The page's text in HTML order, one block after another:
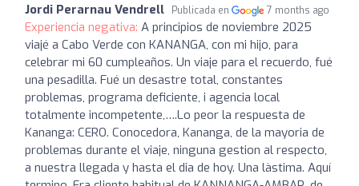
Jordi Perarnau Vendrell Publicada en 7 months ago
Experiencia negativa: A principios de noviembre 2025
viajé a Cabo Verde con KANANGA, con mi hijo, para
celebrar mi 60 cumpleaños. Un viaje para el recuerdo, fué
una pesadilla. Fué un desastre total, constantes
problemas, programa deficiente, i agencia local
totalmente incompetente,….Lo peor la respuesta de
Kananga: CERO. Conocedora, Kananga, de la mayoria de
problemas durante el viaje, ninguna gestion al respecto,
a nuestra llegada y hasta el dia de hoy. Una làstima. Aquí